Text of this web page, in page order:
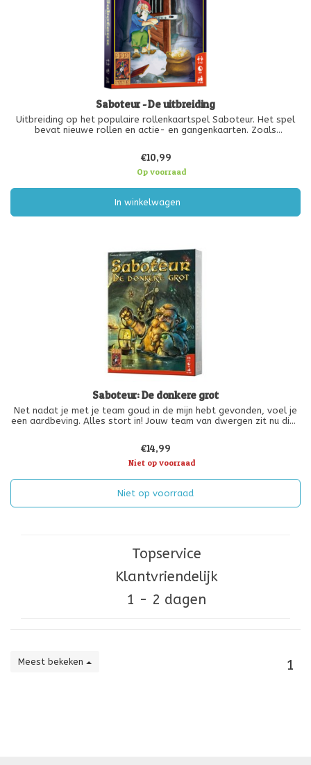
Saboteur - De uitbreiding
Uitbreiding op het populaire rollenkaartspel Saboteur. Het spel
bevat nieuwe rollen en actie- en gangenkaarten. Zoals
niet de enig
€10,99
Op voorraad
In winkelwagen
Saboteur: De donkere grot
Net nadat je met je team goud in de mijn hebt gevonden, voel je
een aardbeving. Alles stort in! Jouw team van dwergen zit nu diep
€14,99
Niet op voorraad
Niet op voorraad
Topservice
Klantvriendelijk
1 - 2 dagen
Meest bekeken 1